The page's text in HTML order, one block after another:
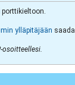
porttikieltoon.
ylläpitäjään
osoitteellesi.